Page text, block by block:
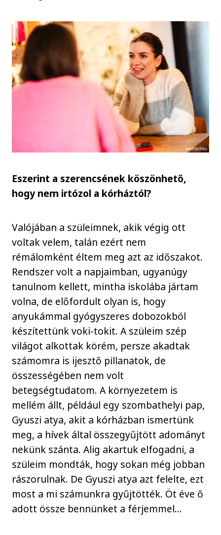
Eszerint a szerencsének köszönhető,
hogy nem irtózol a kórháztól?
Valójában a szüleimnek, akik végig ott
voltak velem, talán ezért nem
rémálomként éltem meg azt az időszakot.
Rendszer volt a napjaimban, ugyanúgy
tanulnom kellett, mintha iskolába jártam
volna, de előfordult olyan is, hogy
anyukámmal gyógyszeres dobozokból
készítettünk voki-tokit. A szüleim szép
világot alkottak körém, persze akadtak
számomra is ijesztő pillanatok, de
összességében nem volt
betegségtudatom. A környezetem is
mellém állt, például egy szombathelyi pap,
Gyuszi atya, akit a kórházban ismertünk
meg, a hívek által összegyűjtött adományt
nekünk szánta. Alig akartuk elfogadni, a
szüleim mondták, hogy sokan még jobban
rászorulnak. De Gyuszi atya azt felelte, ezt
most a mi számunkra gyűjtötték. Öt éve ő
adott össze bennünket a férjemmel…